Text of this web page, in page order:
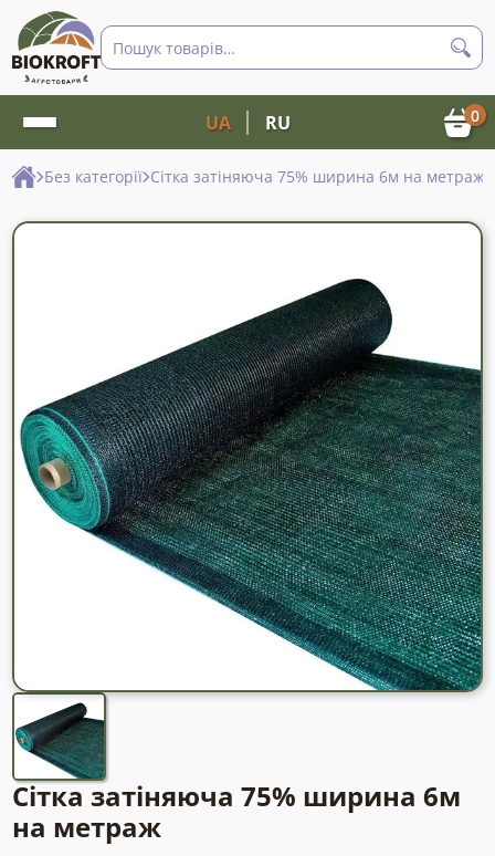
Пошук
товарів
UA RU 0
Без категорії Сітка затіняюча 75% ширина 6м на метраж
Сітка затіняюча 75% ширина 6м
на метраж